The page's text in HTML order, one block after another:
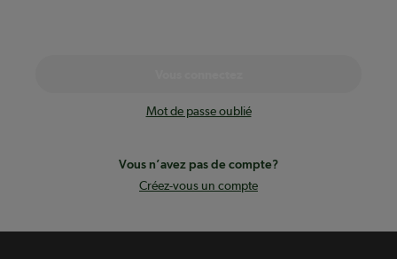
Mot de passe oublié
Vous n’avez pas de compte?
Créez-vous un compte